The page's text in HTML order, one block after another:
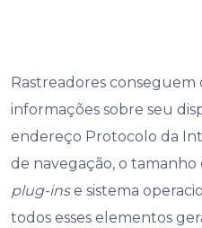
Rastreadores conseguem
informações sobre seu
endereço Protocolo da
de navegação, o tamanho
plug-inse sistema
todos esses elementos